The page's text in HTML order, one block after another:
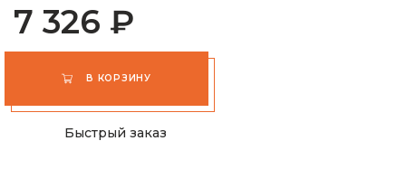
7 326 ₽
В КОРЗИНУ
Быстрый заказ